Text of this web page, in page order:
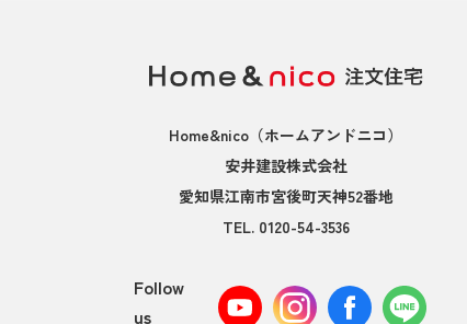
Home&nico （ホームアンドニコ）
安井建設株式会社
愛知県江南市宮後町天神52番地
TEL. 0120-54-3536
Follow
us